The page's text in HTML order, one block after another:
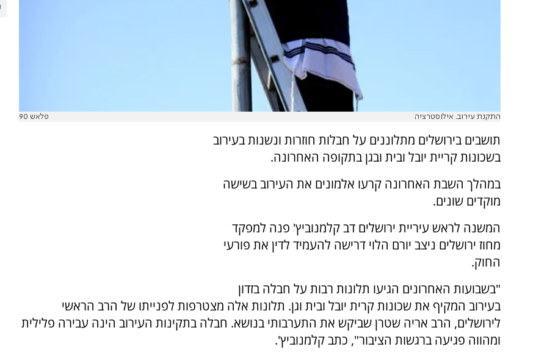
התקנת עירוב. אילוסטרציה פלאש 90
תושבים בירושלים מתלוננים על חבלות חוזרות ונשנות בעירוב
בשכונות קריית יובל ובית ובגן בתקופה האחרונה.
במהלך השבת האחרונה קרעו אלמונים את העירוב בשישה
מוקדים שונים.
המשנה לראש עיריית ירושלים דב קלמנוביץ' פנה למפקד
מחוז ירושלים ניצב יורם הלוי דרישה להעמיד לדין את פורעי
החוק.
"בשבועות האחרונים הגיעו תלונות רבות על חבלה בזדון
בעירוב המקיף את שכונות קרית יובל ובית וגן. תלונות אלה מצטרפות לפנייתו של הרב הראשי
לירושלים, הרב אריה שטרן שביקש את התערבותי בנושא. חבלה בתקינות העירוב הינה עבירה פלילית
ומהווה פגיעה ברגשות הציבור", כתב קלמנוביץ'.